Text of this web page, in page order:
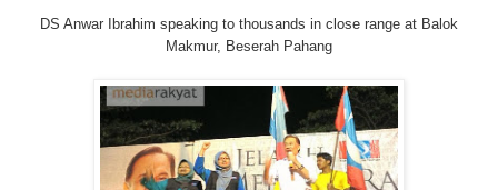
DS Anwar Ibrahim speaking to thousands in close range at Balok
Makmur, Beserah Pahang